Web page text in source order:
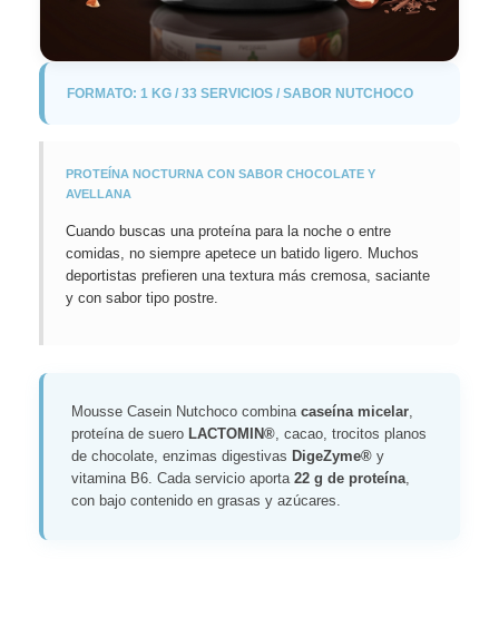
FORMATO: 1 KG / 33 SERVICIOS / SABOR NUTCHOCO
PROTEÍNA NOCTURNA CON SABOR CHOCOLATE Y
AVELLANA
Cuando buscas una proteína para la noche o entre
comidas, no siempre apetece un batido ligero. Muchos
deportistas prefieren una textura más cremosa, saciante
y con sabor tipo postre.
Mousse Casein Nutchoco combinacaseína micelar,
proteína de suero LACTOMIN®, cacao, trocitos planos
de chocolate, enzimas digestivas DigeZyme® y
vitamina B6. Cada servicio aporta22 g de proteína,
con bajo contenido en grasas y azúcares.